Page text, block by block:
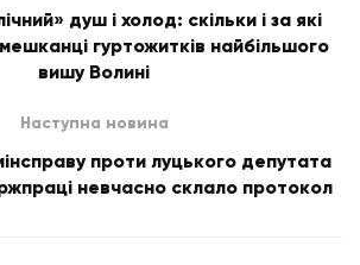
душ і холод: скільки і за які
гуртожитків найбільшого
вишу Волині
Наступна новина
проти луцького депутата
невчасно склало протокол